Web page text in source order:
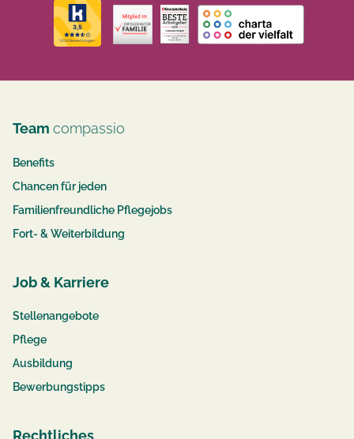
Team compassio
Benefits
Chancen für jeden
Familienfreundliche Pflegejobs
Fort- & Weiterbildung
Job & Karriere
Stellenangebote
Pflege
Ausbildung
Bewerbungstipps
Rechtliches